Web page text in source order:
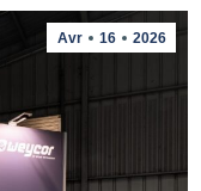
Avr 16 2026